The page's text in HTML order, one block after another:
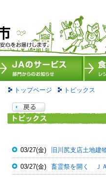
トップページ トピックス
03/27(金) 旧川尻支店土地建
03/27(金) 畜霊祭を開く Ｊ